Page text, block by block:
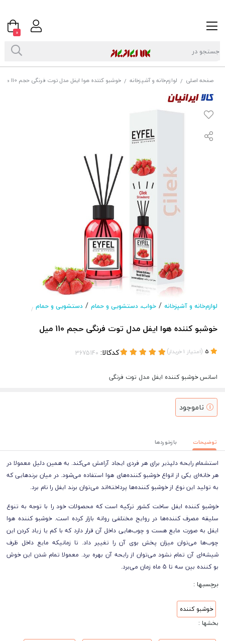
صفحه اصلی / لوازم‌خانه و آشپزخانه / خوشبو کننده هوا ایفل مدل توت فرنگی حجم 110 میل
لوازم‌خانه و آشپزخانه / خواب، دستشویی و حمام / دستشویی و حمام /
خوشبو کننده هوا ایفل مدل توت فرنگی حجم 110 میل
(امتیاز 1خریدار) کدکالا:
اسانس خوشبو کننده ایفل مدل توت فرنگی
ناموجود
توضیحات بازخوردها
استشمام رایحه دلپذیر برای هر فردی ایجاد آرامش می‌کند. به همین دلیل معمولا در
هر خانه‌ای یکی از انواع خوشبو کننده‌های هوا استفاده می‌شود. در میان برندهایی که
به تولید این نوع از خوشبو کننده‌ها پرداخته‌اند می‌توان برند ایفل را نام برد.
خوشبو کننده ایفل ساخت کشور ترکیه است که محصولات خود را با توجه به تنوع
سلیقه مصرف کننده‌ها در روایح مختلفی روانه بازار کرده است. خوشبو کننده هوا
ایفل به صورت مایع هست و چوب‌هایی داخل آن قرار دارد که با کم یا زیاد کردن این
چوب‌ها می‌توان میزان پخش بوی آن را تغییر داد. تا زمانیکه مایع داخل ظرف
شیشه‌ای آن تمام نشود می‌توان از رایحه آن بهره برد. معمولا تمام شدن این خوش
بو کننده بین سه تا 5 ماه زمان می‌برد.
برچسبها :
خوشبو کننده
بخشها :
0